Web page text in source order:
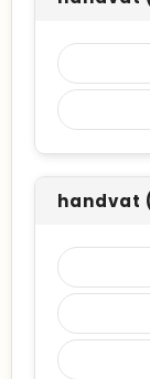
handvat